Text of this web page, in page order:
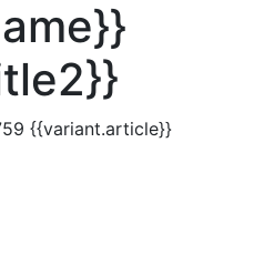
{{variant.article}}